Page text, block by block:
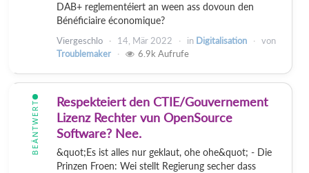
DAB+ reglementéiert an ween ass dovoun den
Bénéficiaire économique?
Viergeschlo 14, Mär 2022 in Digitalisation
von
Troublemaker
6.9k Aufrufe
BEÄNTWERT
Respekteiert den CTIE/Gouvernement
Lizenz Rechter vun OpenSource
Software? Nee.
&quot;Es ist alles nur geklaut, ohe ohe&quot; - Die
Prinzen Froen: Wei stellt Regierung secher dass